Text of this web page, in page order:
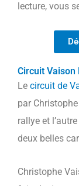
lecture, vous
Circuit Vaison
Le circuit de
par
rallye et
deux belles
Christophe